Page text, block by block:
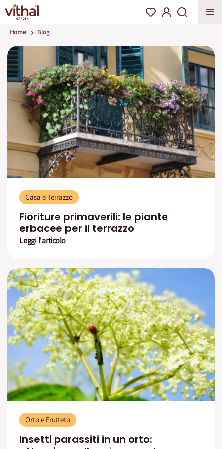
Home Blog
Casa e Terrazzo
Fioriture primaverili: le piante
erbacee per il terrazzo
Leggi l'articolo
Orto e Frutteto
Insetti parassiti in un orto: